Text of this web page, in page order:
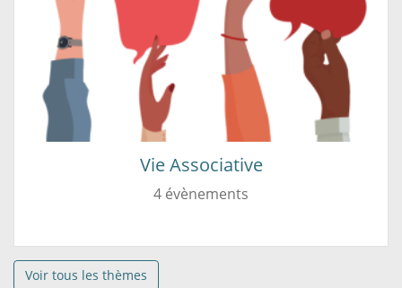
Vie Associative
4 évènements
Voir tous les thèmes